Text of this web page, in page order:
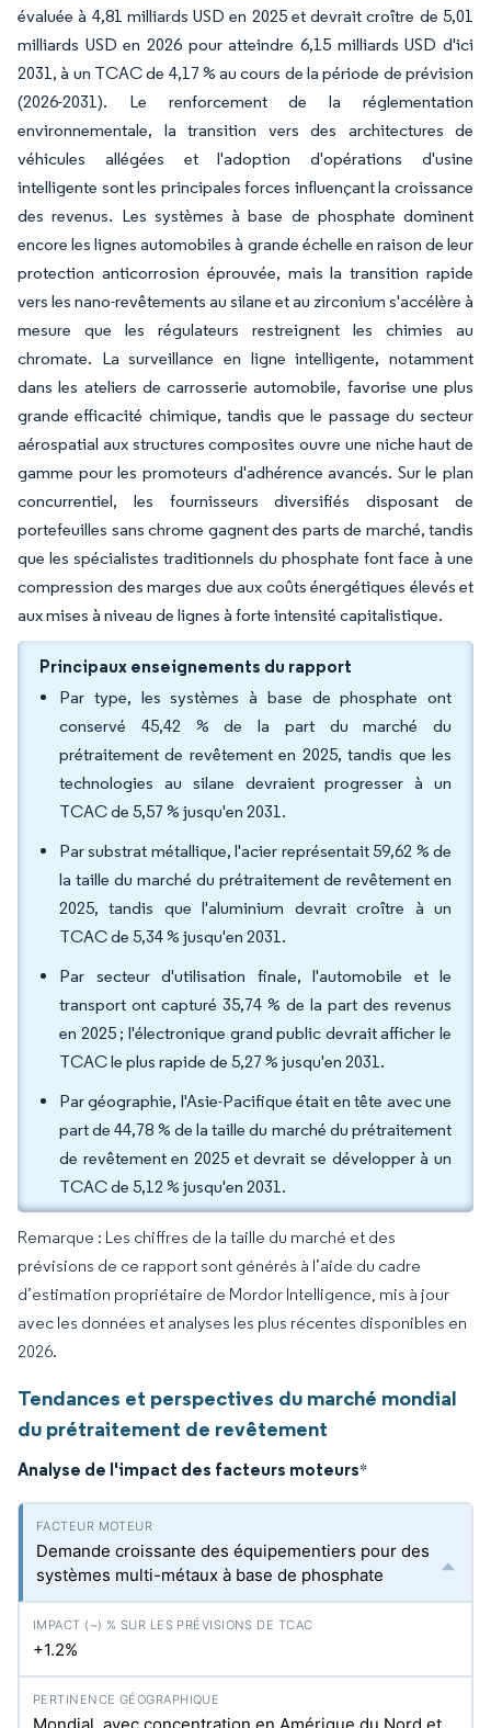
évaluée à 4,81 milliards USD en 2025 et devrait croître de 5,01
milliards USD en 2026 pour atteindre 6,15 milliards USD d'ici
2031, à un TCAC de 4,17 % au cours de la période de prévision
(2026-2031). Le renforcement de la réglementation
environnementale, la transition vers des architectures de
véhicules allégées et l'adoption d'opérations d'usine
intelligente sont les principales forces influençant la croissance
des revenus. Les systèmes à base de phosphate dominent
encore les lignes automobiles à grande échelle en raison de leur
protection anticorrosion éprouvée, mais la transition rapide
vers les nano-revêtements au silane et au zirconium s'accélère à
mesure que les régulateurs restreignent les chimies au
chromate. La surveillance en ligne intelligente, notamment
dans les ateliers de carrosserie automobile, favorise une plus
grande efficacité chimique, tandis que le passage du secteur
aérospatial aux structures composites ouvre une niche haut de
gamme pour les promoteurs d'adhérence avancés. Sur le plan
concurrentiel, les fournisseurs diversifiés disposant de
portefeuilles sans chrome gagnent des parts de marché, tandis
que les spécialistes traditionnels du phosphate font face à une
compression des marges due aux coûts énergétiques élevés et
aux mises à niveau de lignes à forte intensité capitalistique.
Principaux enseignements du rapport
Par type, les systèmes à base de phosphate ont
conservé 45,42 % de la part du marché du
prétraitement de revêtement en 2025, tandis que les
technologies au silane devraient progresser à un
TCAC de 5,57 % jusqu'en 2031.
Par substrat métallique, l'acier représentait 59,62 % de
la taille du marché du prétraitement de revêtement en
2025, tandis que l'aluminium devrait croître à un
TCAC de 5,34 % jusqu'en 2031.
Par secteur d'utilisation finale, l'automobile et le
transport ont capturé 35,74 % de la part des revenus
en 2025 ; l'électronique grand public devrait afficher le
TCAC le plus rapide de 5,27 % jusqu'en 2031.
Par géographie, l'Asie-Pacifique était en tête avec une
part de 44,78 % de la taille du marché du prétraitement
de revêtement en 2025 et devrait se développer à un
TCAC de 5,12 % jusqu'en 2031.
Remarque : Les chiffres de la taille du marché et des
prévisions de ce rapport sont générés à l’aide du cadre
d’estimation propriétaire de Mordor Intelligence, mis à jour
avec les données et analyses les plus récentes disponibles en
2026.
Tendances et perspectives du marché mondial
du prétraitement de revêtement
Analyse de l'impact des facteurs moteurs*
Demande croissante des équipementiers pour des
systèmes multi-métaux à base de phosphate
+1.2%